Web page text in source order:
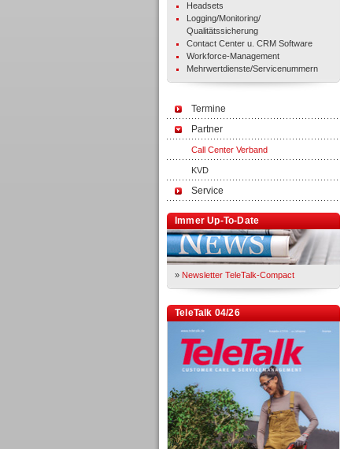
Headsets
Logging/Monitoring/
Qualitätssicherung
Contact Center u. CRM Software
Workforce-Management
Mehrwertdienste/Servicenummern
Termine
Partner
Call Center Verband
KVD
Service
Immer Up-To-Date
» Newsletter TeleTalk-Compact
TeleTalk 04/26